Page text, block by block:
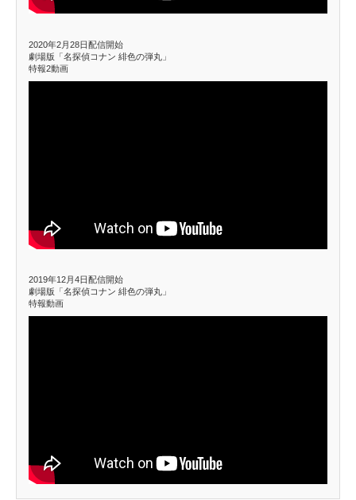
2020年2月28日配信開始
劇場版「名探偵コナン 緋色の弾丸」
特報2動画
2019年12月4日配信開始
劇場版「名探偵コナン 緋色の弾丸」
特報動画